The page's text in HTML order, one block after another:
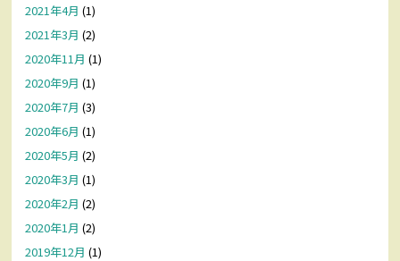
2021年4月 (1)
2021年3月 (2)
2020年11月 (1)
2020年9月 (1)
2020年7月 (3)
2020年6月 (1)
2020年5月 (2)
2020年3月 (1)
2020年2月 (2)
2020年1月 (2)
2019年12月 (1)